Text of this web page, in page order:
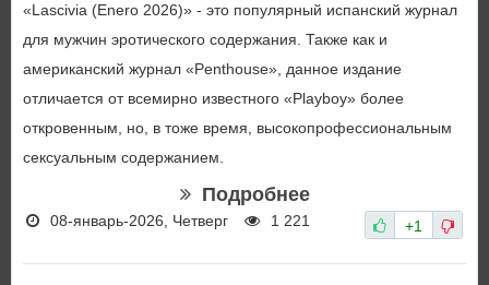
«Lascivia (Enero 2026)» - это популярный испанский журнал
для мужчин эротического содержания. Также как и
американский журнал «Penthouse», данное издание
отличается от всемирно известного «Playboy» более
откровенным, но, в тоже время, высокопрофессиональным
сексуальным содержанием.
Подробнее
08-январь-2026, Четверг 1 221 +1